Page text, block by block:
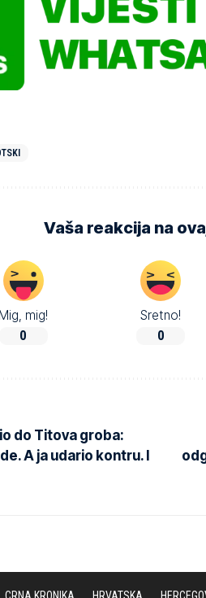
Vaša reakcija na
Mig, mig!
0
Sretno!
0
do Titova groba:
A ja udario kontru. I